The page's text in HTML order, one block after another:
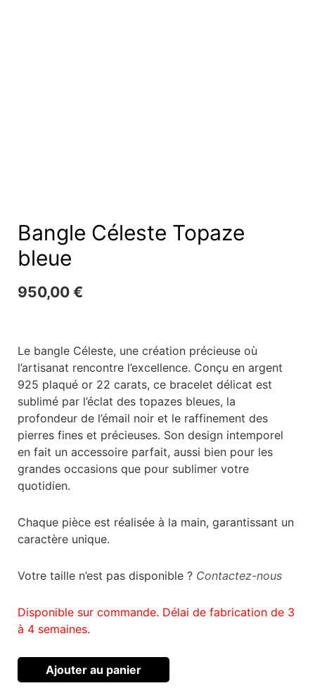
Bangle Céleste Topaze
bleue
950,00 €
Le bangle Céleste, une création précieuse où
l’artisanat rencontre l’excellence. Conçu en argent
925 plaqué or 22 carats, ce bracelet délicat est
sublimé par l’éclat des topazes bleues, la
profondeur de l’émail noir et le raffinement des
pierres fines et précieuses. Son design intemporel
en fait un accessoire parfait, aussi bien pour les
grandes occasions que pour sublimer votre
quotidien.
Chaque pièce est réalisée à la main, garantissant un
caractère unique.
Votre taille n’est pas disponible ? Contactez-nous
Disponible sur commande
Ajouter au panier